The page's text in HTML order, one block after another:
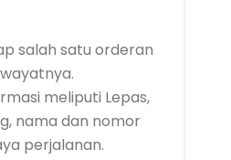
salah satu orderan
meliputi Lepas,
nama dan nomor
perjalanan.